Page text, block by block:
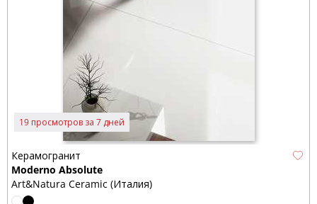
19 просмотров за 7 дней
Керамогранит
Moderno Absolute
Art&Natura Ceramic (Италия)